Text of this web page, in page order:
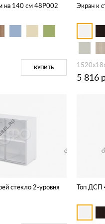
на 140 см 48P002
КУПИТЬ
Экран к
5 816
стекло 2-уровня
Топ ДСП